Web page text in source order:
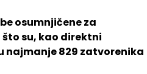
osumnjičene za
su, kao direktni
najmanje 829 zatvorenika